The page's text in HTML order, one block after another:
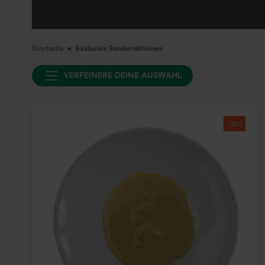
Startseite Exklusive Sonderaktionen
VERFEINERE DEINE AUSWAHL
-30%